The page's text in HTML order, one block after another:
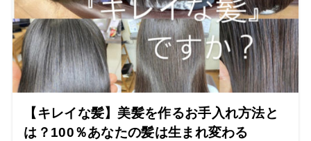
【キレイな髪】美髪を作るお手入れ方法と
は？100％あなたの髪は生まれ変わる